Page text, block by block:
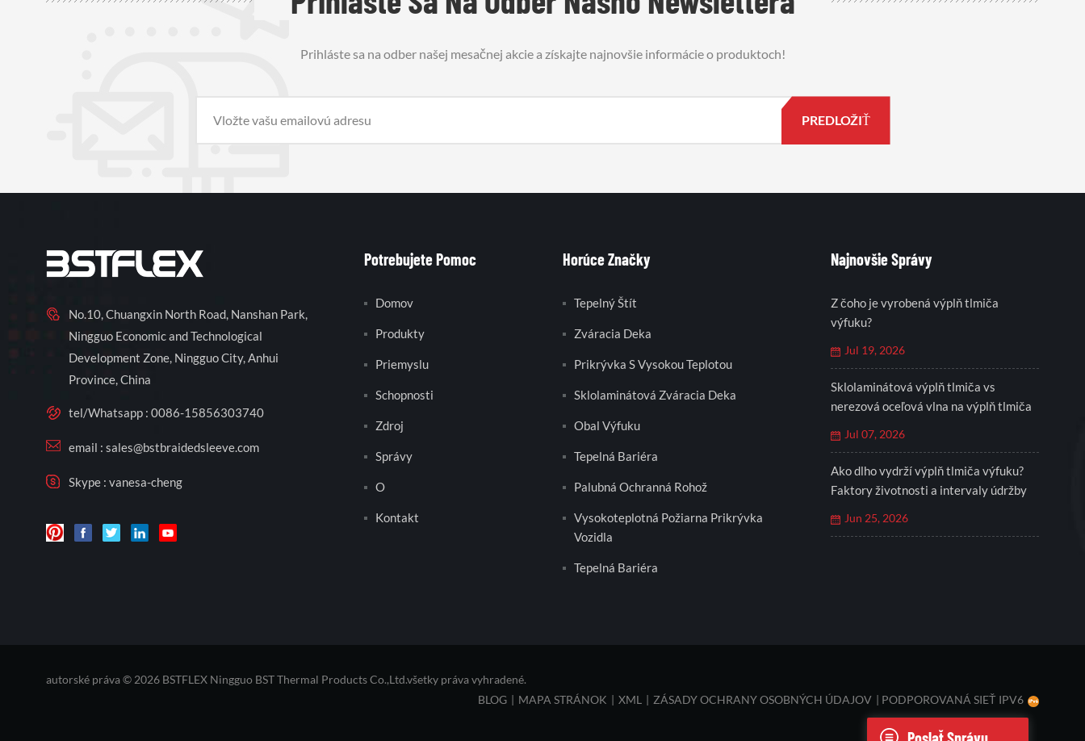
Prihláste sa na odber našej mesačnej akcie a získajte najnovšie informácie o produktoch!
No.10, Chuangxin North Road, Nanshan Park,
Ningguo Economic and Technological
Development Zone, Ningguo City, Anhui
Province, China
tel/Whatsapp : 0086-15856303740
email : sales@bstbraidedsleeve.com
Skype : vanesa-cheng
Potrebujete Pomoc
Domov
Produkty
Priemyslu
Schopnosti
Zdroj
Správy
O
Kontakt
Horúce Značky
Tepelný Štít
Zváracia Deka
Prikrývka S Vysokou Teplotou
Sklolaminátová Zváracia Deka
Obal Výfuku
Tepelná Bariéra
Palubná Ochranná Rohož
Vysokoteplotná Požiarna Prikrývka
Vozidla
Tepelná Bariéra
Najnovšie Správy
Z čoho je vyrobená výplň tlmiča
výfuku?
Jul 19, 2026
Sklolaminátová výplň tlmiča vs
nerezová oceľová vlna na výplň tlmiča
Jul 07, 2026
Ako dlho vydrží výplň tlmiča výfuku?
Faktory životnosti a intervaly údržby
Jun 25, 2026
autorské práva © 2026 BSTFLEX Ningguo BST Thermal Products Co.,Ltd.všetky práva vyhradené.
BLOG
MAPA STRÁNOK XML ZÁSADY OCHRANY OSOBNÝCH ÚDAJOV PODPOROVANÁ SIEŤ IPV6